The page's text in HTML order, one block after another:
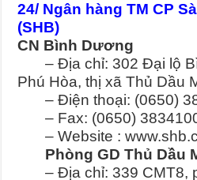
24/ Ngân hàng TM CP
(SHB)
CN Bình Dương
– Địa chỉ: 302 Đại lộ
Phú Hòa, thị xã Thủ Dầu
– Điện thoại: (0650)
– Fax: (0650)
– Website :
Phòng GD Thủ Dầu
– Địa chỉ: 339 CMT8,